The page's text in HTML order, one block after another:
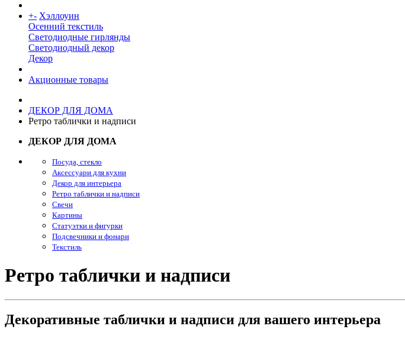
+- Хэллоуин
Осенний текстиль
Светодиодные гирлянды
Светодиодный декор
Декор
Акционные товары
ДЕКОР ДЛЯ ДОМА
Ретро таблички и надписи
ДЕКОР ДЛЯ ДОМА
Посуда, стекло
Аксессуари для кухни
Декор для интерьера
Ретро таблички и надписи
Свечи
Картины
Статуэтки и фигурки
Подсвечники и фонари
Текстиль
Ретро таблички и надписи
Декоративные таблички и надписи для вашего интерьера